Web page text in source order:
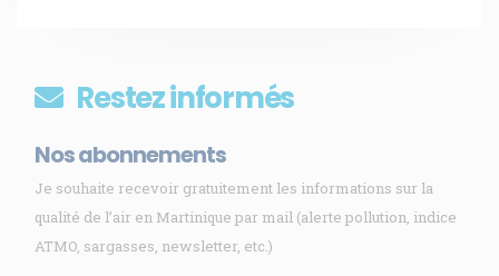
Restez informés
Nos abonnements
Je souhaite recevoir gratuitement les informations sur la
qualité de l’air en Martinique par mail (alerte pollution, indice
ATMO, sargasses, newsletter, etc.)
Membre de Agréé par